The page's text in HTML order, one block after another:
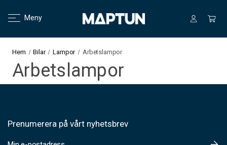
Meny
Hem Bilar Lampor Arbetslampor
Arbetslampor
Prenumerera på vårt nyhetsbrev